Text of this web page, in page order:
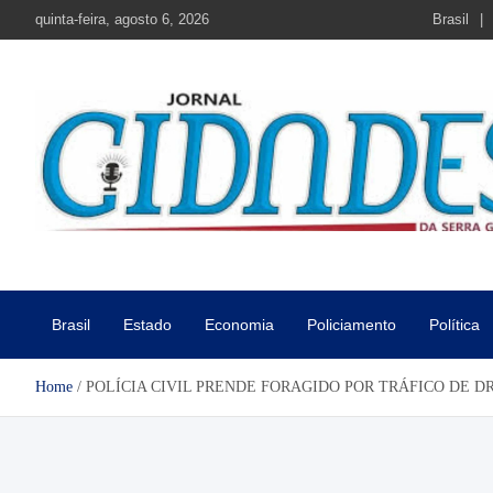
quinta-feira, agosto 6, 2026 Brasil
Brasil Estado Economia Policiamento Política
Home POLÍCIA CIVIL PRENDE FORAGIDO POR TRÁFICO DE